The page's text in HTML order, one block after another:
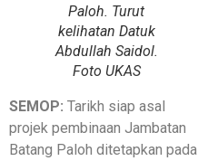
Paloh. Turut
kelihatan Datuk
Abdullah Saidol.
Foto UKAS
SEMOP: Tarikh siap asal
projek pembinaan Jambatan
Batang Paloh ditetapkan pada